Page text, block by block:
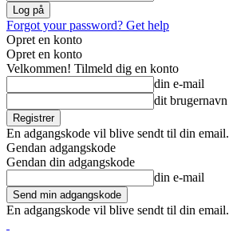
Forgot your password? Get help
Opret en konto
Opret en konto
Velkommen! Tilmeld dig en konto
din e-mail
dit brugernavn
En adgangskode vil blive sendt til din email.
Gendan adgangskode
Gendan din adgangskode
din e-mail
En adgangskode vil blive sendt til din email.